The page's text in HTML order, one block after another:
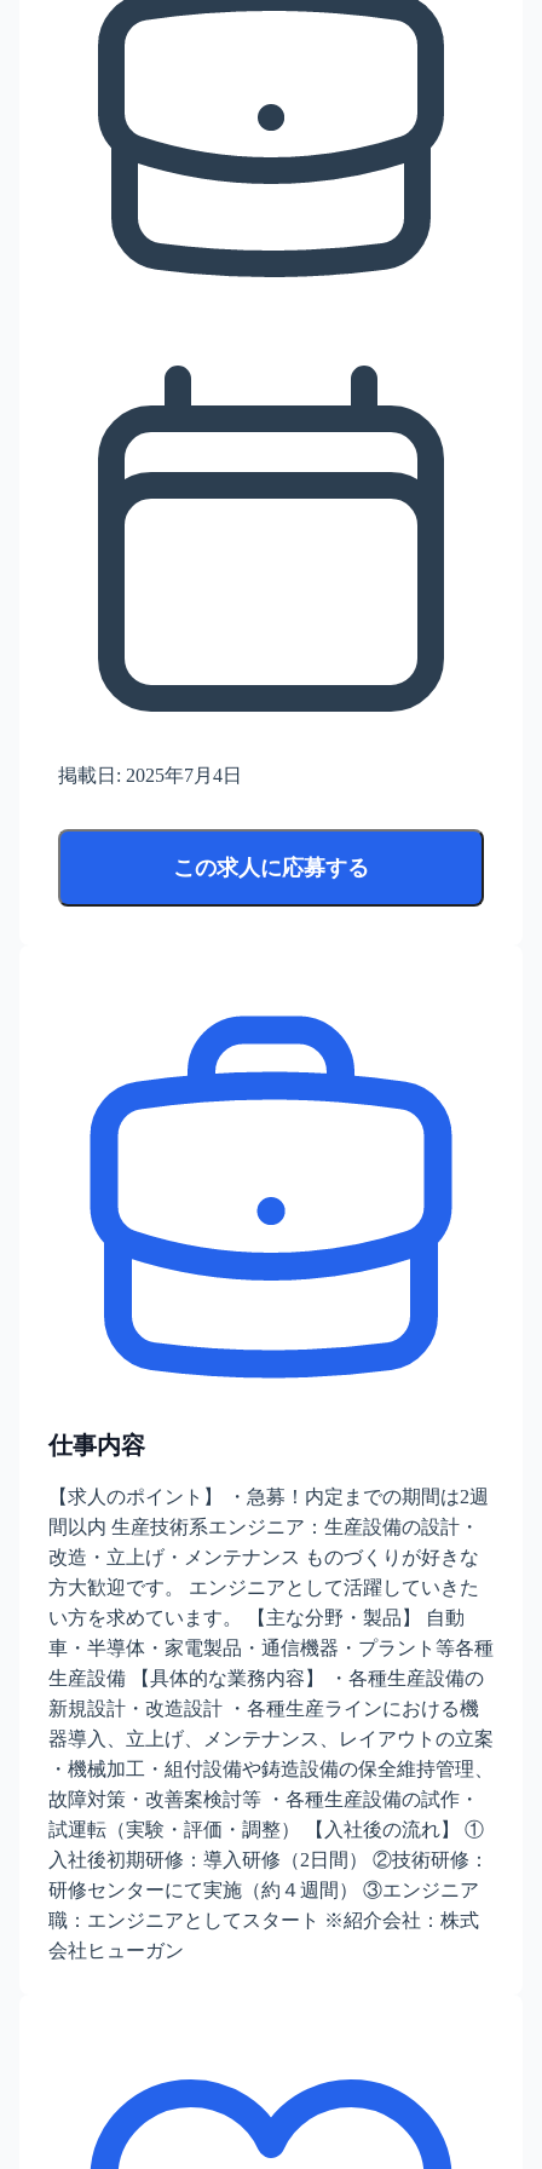
掲載日: 2025年7月4日
この求人に応募する
仕事内容
【求人のポイント】 ・急募！内定までの期間は2週
間以内 生産技術系エンジニア：生産設備の設計・
改造・立上げ・メンテナンス ものづくりが好きな
方大歓迎です。 エンジニアとして活躍していきた
い方を求めています。 【主な分野・製品】 自動
車・半導体・家電製品・通信機器・プラント等各種
生産設備 【具体的な業務内容】 ・各種生産設備の
新規設計・改造設計 ・各種生産ラインにおける機
器導入、立上げ、メンテナンス、レイアウトの立案
・機械加工・組付設備や鋳造設備の保全維持管理、
故障対策・改善案検討等 ・各種生産設備の試作・
試運転（実験・評価・調整） 【入社後の流れ】 ①
入社後初期研修：導入研修（2日間） ②技術研修：
研修センターにて実施（約４週間） ③エンジニア
職：エンジニアとしてスタート ※紹介会社：株式
会社ヒューガン